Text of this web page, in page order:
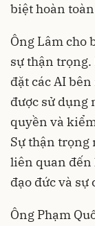
biệt hoàn
Ông Lâm cho
sự thận trọng.
đặt các AI
được sử dụng
quyền và
Sự thận trọng
liên quan đến
đạo đức và
Ông Phạm